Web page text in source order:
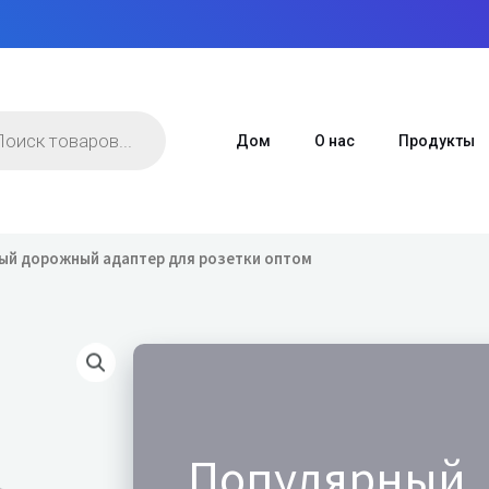
Дом О нас Продукты
дорожный адаптер для розетки оптом